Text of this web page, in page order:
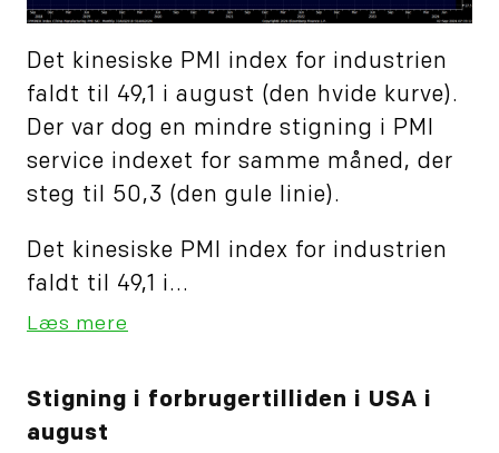
Det kinesiske PMI index for industrien
faldt til 49,1 i august (den hvide kurve).
Der var dog en mindre stigning i PMI
service indexet for samme måned, der
steg til 50,3 (den gule linie).
Det kinesiske PMI index for industrien
faldt til 49,1 i...
Læs mere
Stigning i forbrugertilliden i USA i
august